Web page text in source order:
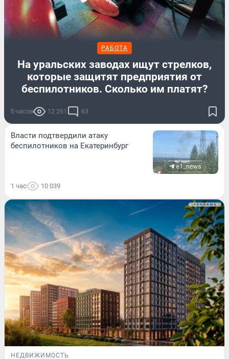
РАБОТА
На уральских заводах ищут стрелков,
которые защитят предприятия от
беспилотников. Сколько им платят?
5 часов 12 261 63
Власти подтвердили атаку
беспилотников на Екатеринбург
1 час 10 039
НЕДВИЖИМОСТЬ